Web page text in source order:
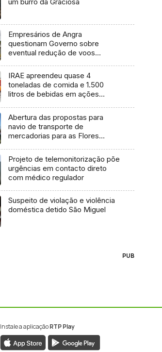
Empresários de Angra
questionam Governo sobre
eventual redução de voos
IRAE apreendeu quase 4
toneladas de comida e 1.500
litros de bebidas em ações
Abertura das propostas para
navio de transporte de
mercadorias para as Flores
Projeto de telemonitorização põe
urgências em contacto direto
com médico regulador
Suspeito de violação e violência
doméstica detido São Miguel
PUB
Instale a aplicaçãoRTP Play